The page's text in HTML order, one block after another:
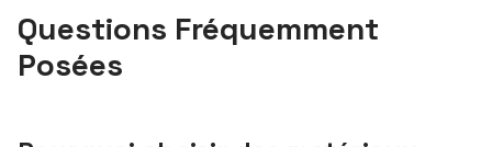
Questions Fréquemment
Posées